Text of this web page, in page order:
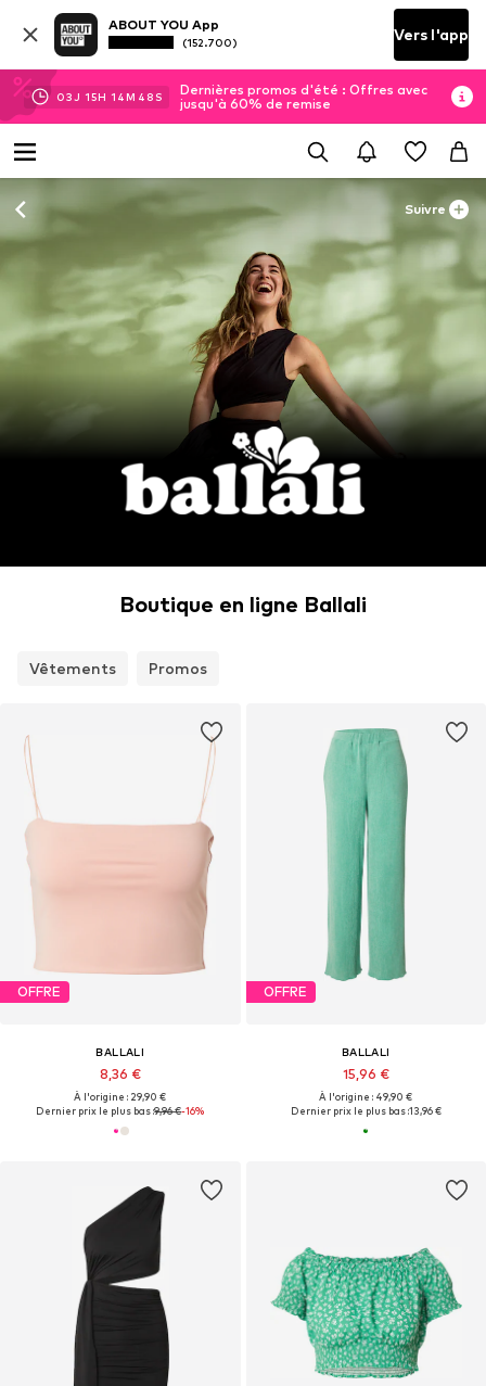
ABOUT YOU App
(152.700) Vers l'app
03J 15H 14M 47 S
Dernières promos d'été : Offres avec
jusqu'à 60% de remise
Suivre
Boutique en ligne Ballali
Vêtements Promos
OFFRE
BALLALI
8,36 €
À l'origine : 29,90 €
Dernier prix le plus bas :9,96 €-16%
OFFRE
BALLALI
15,96 €
À l'origine : 49,90 €
Dernier prix le plus bas :13,96 €